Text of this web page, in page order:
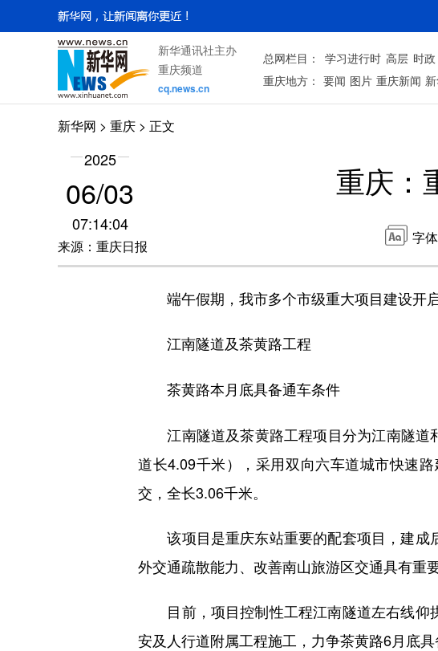
新华通讯社主办
重庆频道
cq.news.cn
总网栏目： 学习进行时 高层 时政
重庆地方： 要闻 图片 重庆新闻
新华网 > 重庆 > 正文
2025
06/03
07:14:04
来源：重庆日报
重庆：
字体
端午假期，我市多个市级重大项目建设开启
江南隧道及茶黄路工程
茶黄路本月底具备通车条件
江南隧道及茶黄路工程项目分为江南隧道
道长4.09千米），采用双向六车道城市快速
交，全长3.06千米。
该项目是重庆东站重要的配套项目，建成
外交通疏散能力、改善南山旅游区交通具有重要
目前，项目控制性工程江南隧道左右线仰
安及人行道附属工程施工，力争茶黄路6月底